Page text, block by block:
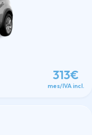
313€
mes/IVA incl.